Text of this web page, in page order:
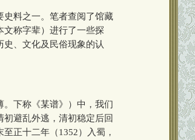
料之一。笔者查阅了馆藏
称字辈）进行了一些探
、文化及民俗现象的认
下称《某谱》）中，我们
避乱外逃，清初稳定后回
正十二年（1352）入蜀，